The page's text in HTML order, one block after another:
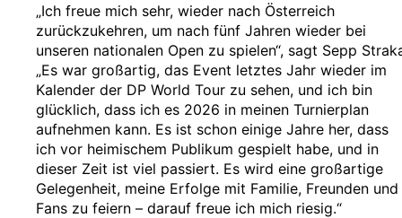
„Ich freue mich sehr, wieder nach Österreich
zurückzukehren, um nach fünf Jahren wieder bei
unseren nationalen Open zu spielen“, sagt Sepp
„Es war großartig, das Event letztes Jahr wieder im
Kalender der DP World Tour zu sehen, und ich bin
glücklich, dass ich es 2026 in meinen Turnierplan
aufnehmen kann. Es ist schon einige Jahre her, dass
ich vor heimischem Publikum gespielt habe, und in
dieser Zeit ist viel passiert. Es wird eine großartige
Gelegenheit, meine Erfolge mit Familie, Freunden und
Fans zu feiern – darauf freue ich mich riesig.“